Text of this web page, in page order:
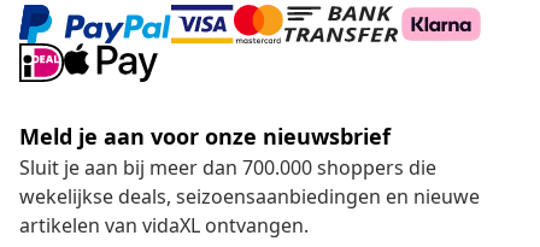
Meld je aan voor onze nieuwsbrief
Sluit je aan bij meer dan 700.000 shoppers die
wekelijkse deals, seizoensaanbiedingen en nieuwe
artikelen van vidaXL ontvangen.